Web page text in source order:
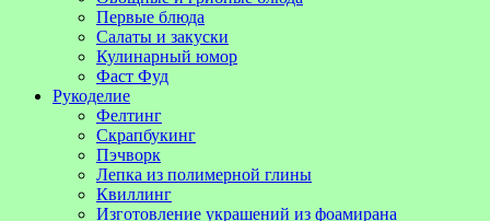
Первые блюда
Салаты и закуски
Кулинарный юмор
Фаст Фуд
Рукоделие
Фелтинг
Скрапбукинг
Пэчворк
Лепка из полимерной глины
Квиллинг
Изготовление украшений из фоамирана